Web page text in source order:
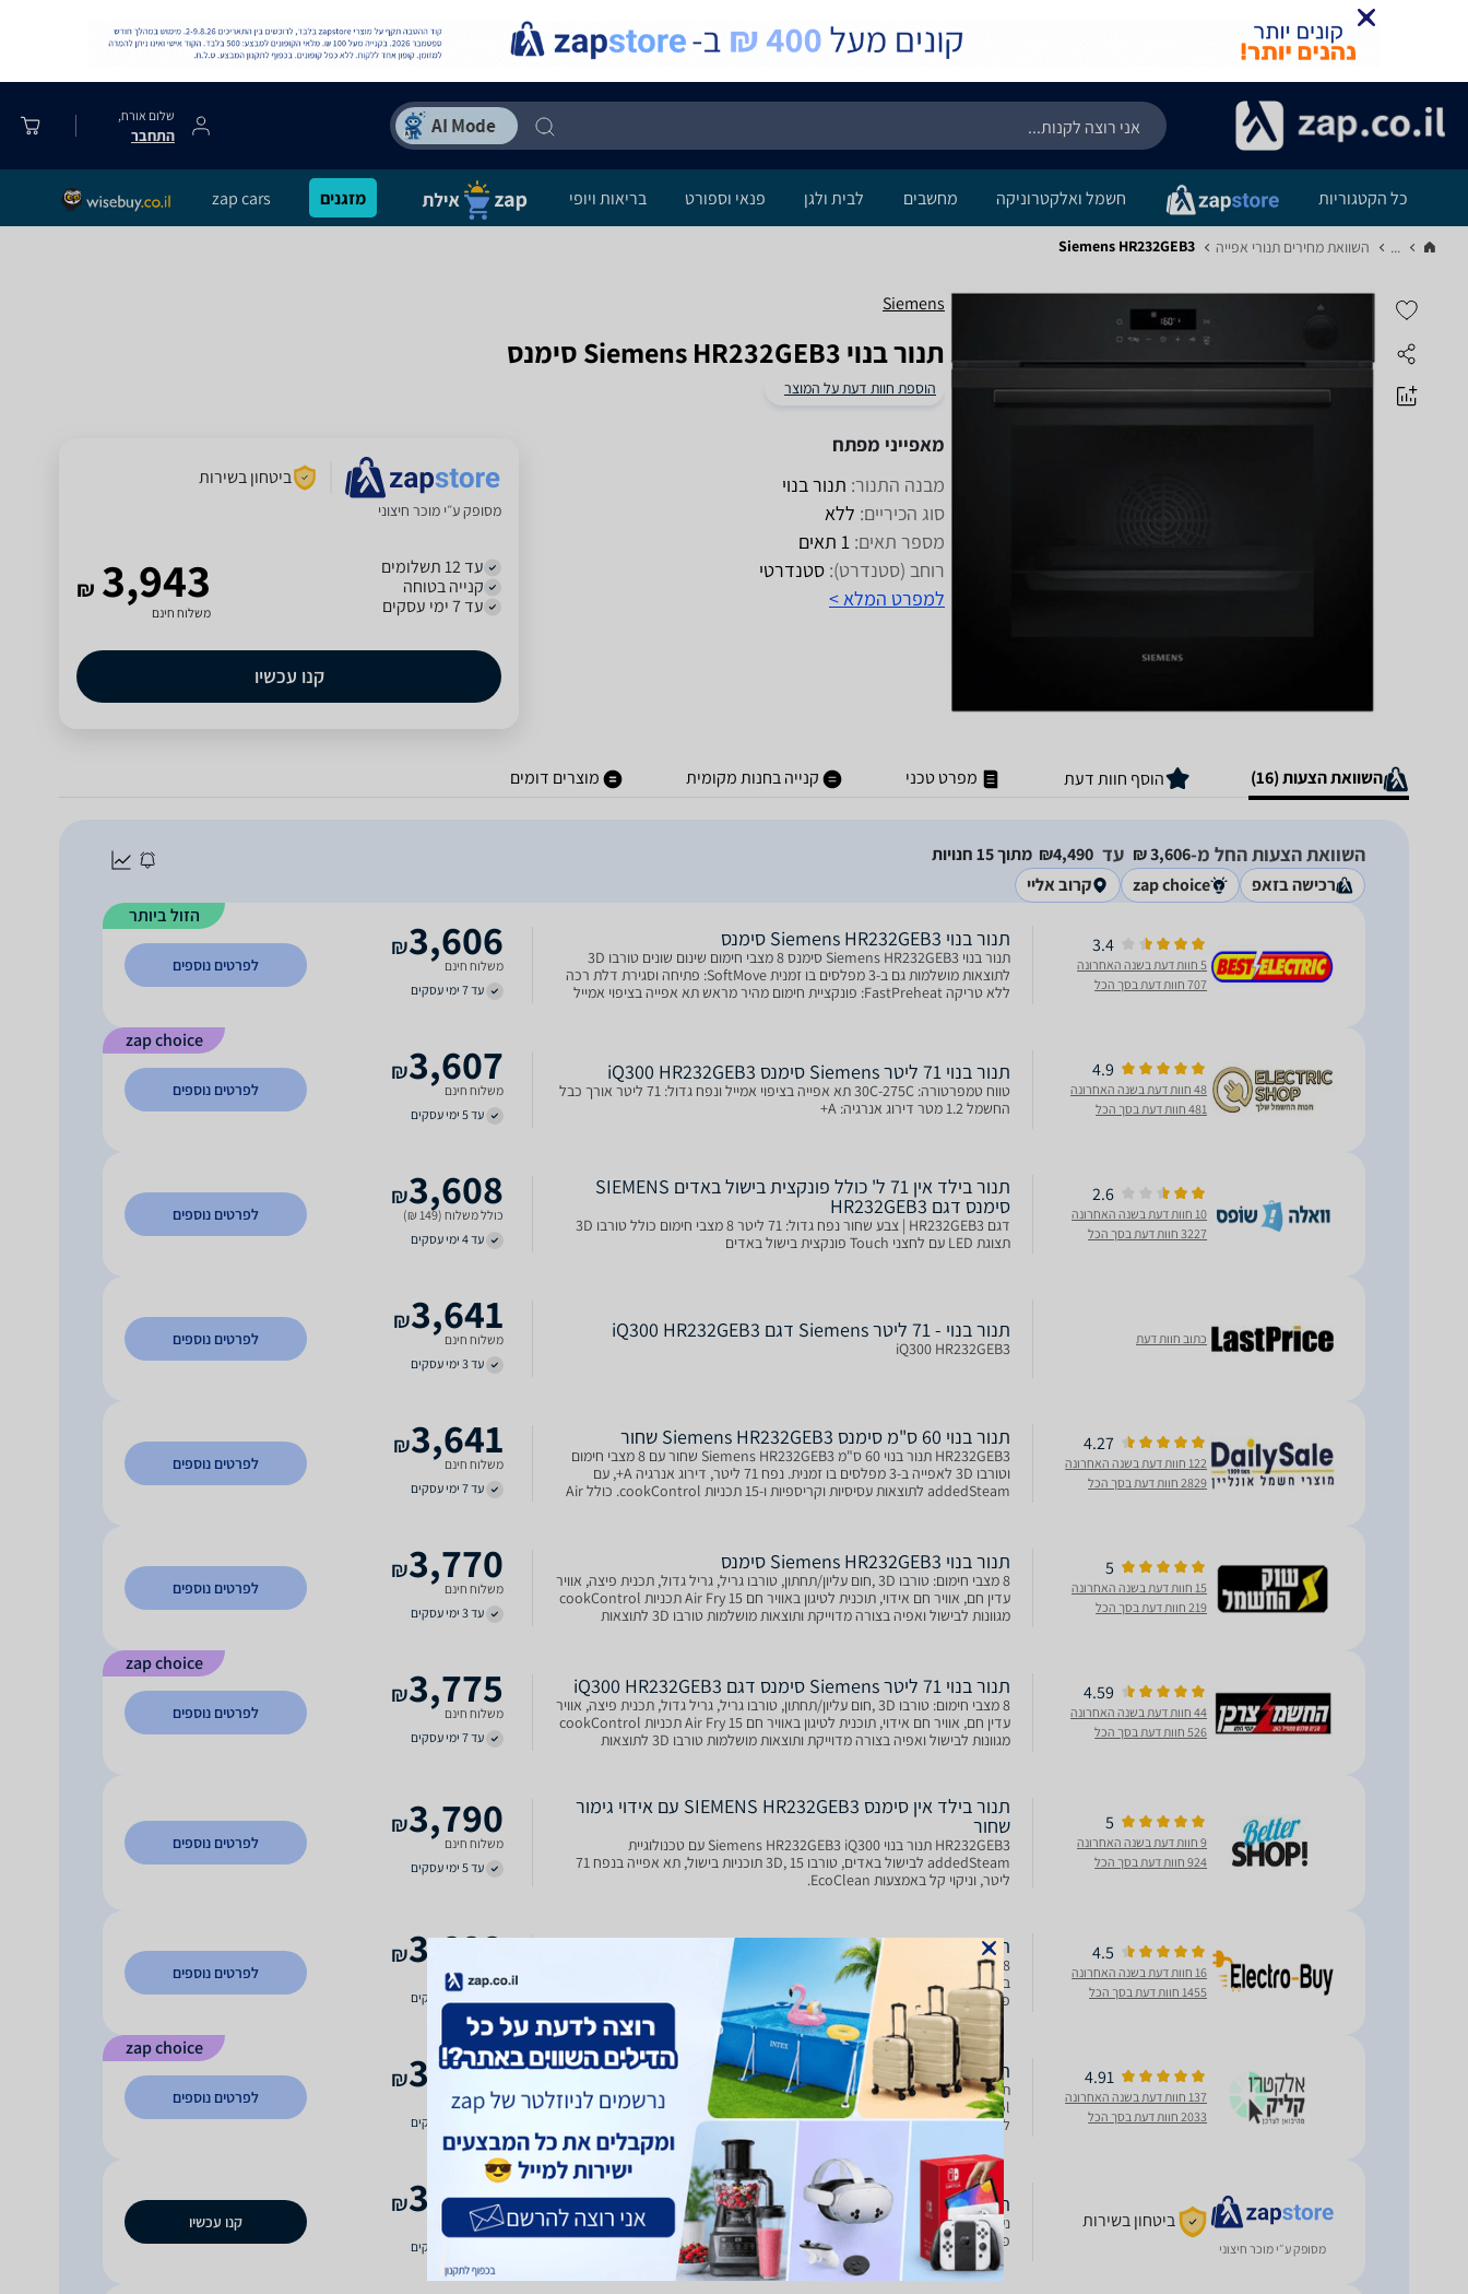
שלום אורח,
התחבר
כל הקטגוריות חשמל ואלקטרוניקה מחשבים לבית ולגן פנאי וספורט בריאות ויופי מזגנים zap cars
... השוואת מחירים תנורי אפייה‏ Siemens HR232GEB3
Siemens
‏תנור בנוי Siemens HR232GEB3 סימנס
הוספת חוות דעת על המוצר
מאפייני מפתח
מבנה התנור: תנור בנוי
סוג הכיריים: ללא
מספר תאים: 1 תאים
רוחב (סטנדרט): סטנדרטי
למפרט המלא >
ביטחון בשירות
מסופק ע״י מוכר חיצוני
עד 12 תשלומים
קנייה בטוחה
עד 7 ימי עסקים
₪ 3,943
משלוח חינם
קנו עכשיו
השוואת הצעות (16) הוסף חוות דעת מפרט טכני קנייה בחנות מקומית מוצרים דומים
השוואת הצעות החל מ-3,606‏ ₪ עד 4,490‏₪
מתוך 15 חנויות
רכישה בזאפ
zap choice
קרוב אליי
הזול ביותר
3.4
5 חוות דעת בשנה האחרונה
707 חוות דעת בסך הכל
‏תנור בנוי Siemens HR232GEB3 סימנס
תנור בנוי Siemens HR232GEB3 סימנס 8 מצבי חימום שינום שונים טורבו 3D
לתוצאות מושלמות גם ב-3 מפלסים בו זמנית SoftMove: פתיחה וסגירת דלת רכה
ללא טריקה FastPreheat: פונקציית חימום מהיר מראש תא אפייה בציפוי אמייל
3,606
₪
משלוח חינם
עד 7 ימי עסקים
לפרטים נוספים
zap choice
4.9
48 חוות דעת בשנה האחרונה
481 חוות דעת בסך הכל
תנור בנוי 71 ליטר Siemens סימנס iQ300 HR232GEB3
טווח טמפרטורה: 30C-275C תא אפייה בציפוי אמייל ונפח גדול: 71 ליטר אורך כבל
החשמל 1.2 מטר דירוג אנרגיה: A+
3,607
₪
משלוח חינם
עד 5 ימי עסקים
לפרטים נוספים
2.6
10 חוות דעת בשנה האחרונה
3227 חוות דעת בסך הכל
תנור בילד אין 71 ל' כולל פונקצית בישול באדים SIEMENS
סימנס דגם HR232GEB3
דגם HR232GEB3 | צבע שחור נפח גדול: 71 ליטר 8 מצבי חימום כולל טורבו 3D
תצוגת LED עם לחצני Touch פונקצית בישול באדים
3,608
₪
כולל משלוח (149 ₪)
עד 4 ימי עסקים
לפרטים נוספים
כתוב חוות דעת תנור בנוי - 71 ליטר Siemens דגם iQ300 HR232GEB3
iQ300 HR232GEB3
3,641
₪
משלוח חינם
עד 3 ימי עסקים
לפרטים נוספים
4.27
122 חוות דעת בשנה האחרונה
2829 חוות דעת בסך הכל
תנור בנוי 60 ס"מ סימנס Siemens HR232GEB3 שחור
HR232GEB3 תנור בנוי 60 ס"מ Siemens HR232GEB3 שחור עם 8 מצבי חימום
וטורבו 3D לאפייה ב-3 מפלסים בו זמנית. נפח 71 ליטר, דירוג אנרגיה A+, עם
addedSteam לתוצאות עסיסיות וקריספיות ו-15 תכניות cookControl. כולל Air
3,641
₪
משלוח חינם
עד 7 ימי עסקים
לפרטים נוספים
5
15 חוות דעת בשנה האחרונה
219 חוות דעת בסך הכל
‏תנור בנוי Siemens HR232GEB3 סימנס
8 מצבי חימום: טורבו 3D ,חום עליון/תחתון, טורבו גריל, גריל גדול, תכנית פיצה, אוויר
עדין חם, אוויר חם אידוי, תוכנית לטיגון באוויר חם Air Fry 15 תכניות cookControl
מגוונות לבישול ואפיה בצורה מדוייקת ותוצאות מושלמות טורבו 3D לתוצאות
3,770
₪
משלוח חינם
עד 3 ימי עסקים
לפרטים נוספים
zap choice
4.59
44 חוות דעת בשנה האחרונה
526 חוות דעת בסך הכל
תנור בנוי 71 ליטר Siemens סימנס דגם iQ300 HR232GEB3
8 מצבי חימום: טורבו 3D ,חום עליון/תחתון, טורבו גריל, גריל גדול, תכנית פיצה, אוויר
עדין חם, אוויר חם אידוי, תוכנית לטיגון באוויר חם Air Fry 15 תכניות cookControl
מגוונות לבישול ואפיה בצורה מדוייקת ותוצאות מושלמות טורבו 3D לתוצאות
3,775
₪
משלוח חינם
עד 7 ימי עסקים
לפרטים נוספים
5
9 חוות דעת בשנה האחרונה
924 חוות דעת בסך הכל
תנור בילד אין סימנס SIEMENS HR232GEB3 עם אידוי גימור
שחור
HR232GEB3 תנור בנוי Siemens HR232GEB3 iQ300 עם טכנולוגיית
addedSteam לבישול באדים, טורבו 3D, 15 תוכניות בישול, תא אפייה בנפח 71
ליטר, וניקוי קל באמצעות EcoClean.
3,790
₪
משלוח חינם
עד 5 ימי עסקים
לפרטים נוספים
4.5
16 חוות דעת בשנה האחרונה
1455 חוות דעת בסך הכל
תנור בנוי 71 ליטר Siemens HR232GEB3 IQ300 שחור | ספרד
8 מצבי חימום + 15 תכניות cookControl למגוון רחב ובישול מדוייק תא אפיה גדול
פתיחה וטריקה שקטה תצוגת LED עם לחצני Touch
3,822
₪
משלוח חינם
לפרטים נוספים
zap choice
4.91
137 חוות דעת בשנה האחרונה
2033 חוות דעת בסך הכל
‏תנור בנוי Siemens HR232GEB3 סימנס
‏תנור בנוי Siemens HR232GEB3 סימנס 8 מצבי חימום שינום שונים 15 תכניות
cookControl מגוונות לבישול ואפיה בצורה מדוייקת ותוצאות מושלמות טורבו 3D
לתוצאות מושלמות גם ב-3 מפלסים בו זמנית SoftMove: פתיחה וסגירת דלת רכה
3,900
₪
משלוח חינם
לפרטים נוספים
מסופק ע״י מוכר חיצוני
ביטחון בשירות
תנור בנוי Siemens HR232GEB3 יבואן רשמי
נעילה בטיחותית 15 תכניות מגוונות לבישול ואפיה 8 מצבי חימום תאורה הלוגן
פנימית וחזקה
3,943
₪
משלוח חינם
קנו עכשיו